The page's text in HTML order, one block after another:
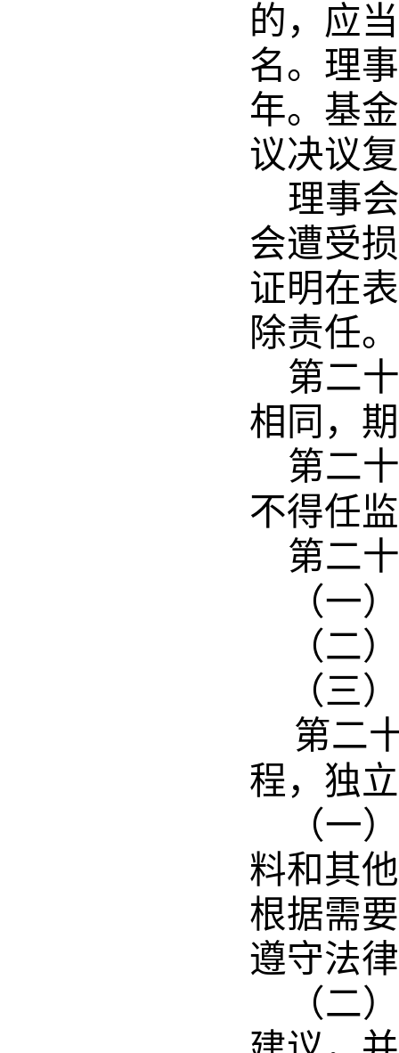
的，应
名。理
年。基
议决议
理事
会遭受
证明在
除责任。
第二
相同，
第二
不得任
第二
（一）
（二）
（三）
第二
程，独
（一）
料和其
根据需
遵守法
（二）